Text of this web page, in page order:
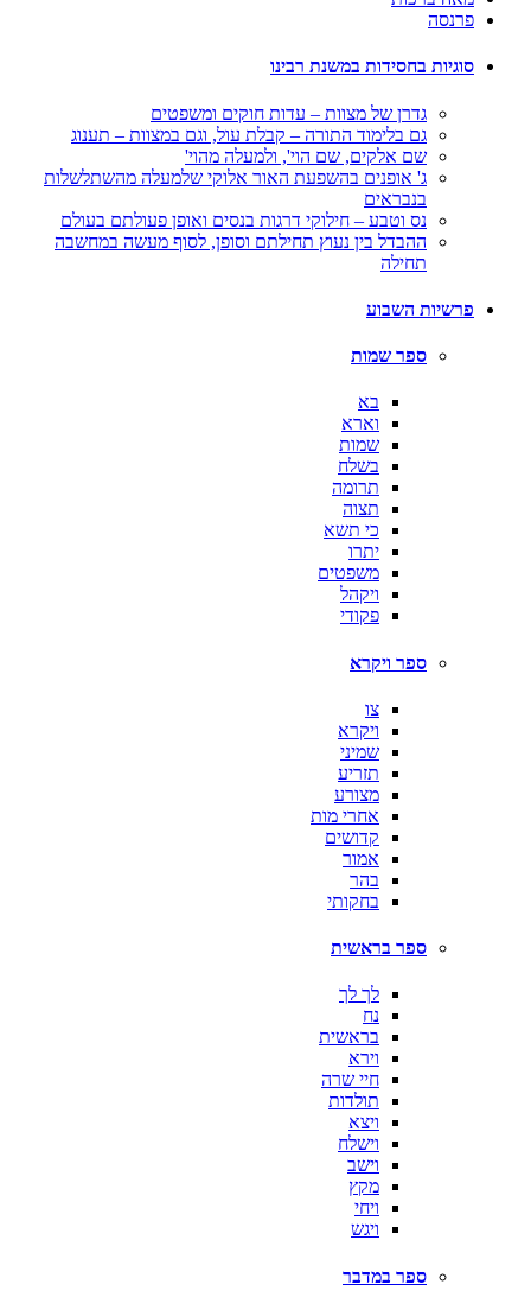
פרנסה
סוגיות בחסידות במשנת רבינו
גדרן של מצוות – עדות חוקים ומשפטים
גם בלימוד התורה – קבלת עול, וגם במצוות – תענוג
שם אלקים, שם הוי', ולמעלה מהוי'
ג' אופנים בהשפעת האור אלוקי שלמעלה מהשתלשלות
בנבראים
נס וטבע – חילוקי דרגות בנסים ואופן פעולתם בעולם
ההבדל בין נעוץ תחילתם וסופן, לסוף מעשה במחשבה
תחילה
פרשיות השבוע
ספר שמות
בא
וארא
שמות
בשלח
תרומה
תצוה
כי תשא
יתרו
משפטים
ויקהל
פקודי
ספר ויקרא
צו
ויקרא
שמיני
תזריע
מצורע
אחרי מות
קדושים
אמור
בהר
בחקותי
ספר בראשית
לך לך
נח
בראשית
וירא
חיי שרה
תולדות
ויצא
וישלח
וישב
מקץ
ויחי
ויגש
ספר במדבר